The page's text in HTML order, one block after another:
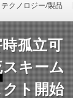
テクノロジー/製品
孤立可
キーム
ト開始